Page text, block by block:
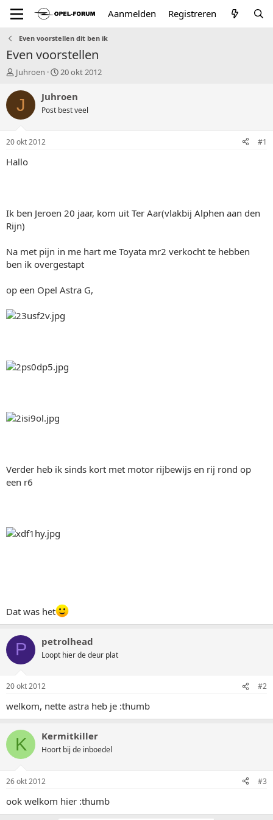
Aanmelden Registreren
Even voorstellen dit ben ik
Even voorstellen
T
p
a
r
Juhroen
S
a
t
20 okt 2012
J Juhroen
Post best veel
20 okt 2012 #1
Hallo
Ik ben Jeroen 20 jaar, kom uit Ter Aar(vlakbij Alphen aan den
Rijn)
Na met pijn in me hart me Toyata mr2 verkocht te hebben
ben ik overgestapt
op een Opel Astra G,
Verder heb ik sinds kort met motor rijbewijs en rij rond op
een r6
Dat was het
P petrolhead
Loopt hier de deur plat
20 okt 2012 #2
welkom, nette astra heb je :thumb
K Kermitkiller
Hoort bij de inboedel
26 okt 2012 #3
ook welkom hier :thumb